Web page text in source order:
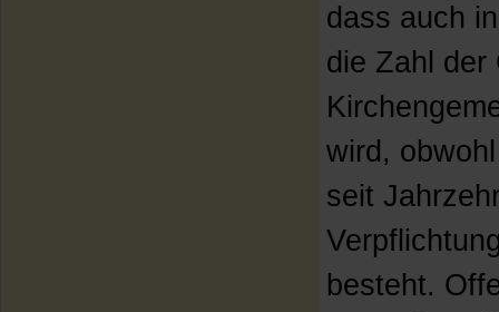
dass auch
die Zahl der
wird,
seit
besteht.